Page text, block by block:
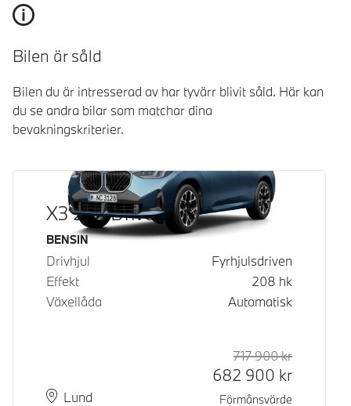
Bilen är såld
Bilen du är intresserad av har tyvärr blivit såld. Här kan
du se andra bilar som matchar dina
bevakningskriterier.
X3 20 xDrive
Bränsle
BENSIN
Drivhjul
Fyrhjulsdriven
Effekt
208 hk
Växellåda
Automatisk
PlatsLund
Leveranstid
Rek. ord
717 900kr
682 900 kr
Förmånsvärde